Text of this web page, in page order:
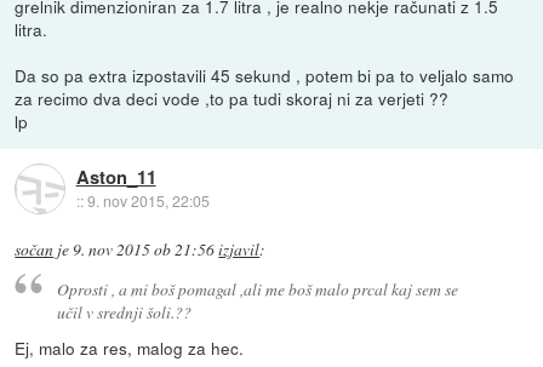
grelnik dimenzioniran za 1.7 litra , je realno nekje računati z 1.5
litra.
Da so pa extra izpostavili 45 sekund , potem bi pa to veljalo samo
za recimo dva deci vode ,to pa tudi skoraj ni za verjeti ??
lp
Aston_11
::9. nov 2015, 22:05
sočan je 9. nov 2015 ob 21:56izjavil:
Oprosti , a mi boš pomagal ,ali me boš malo prcal kaj sem se
učil v srednji šoli.??
Ej, malo za res, malog za hec.